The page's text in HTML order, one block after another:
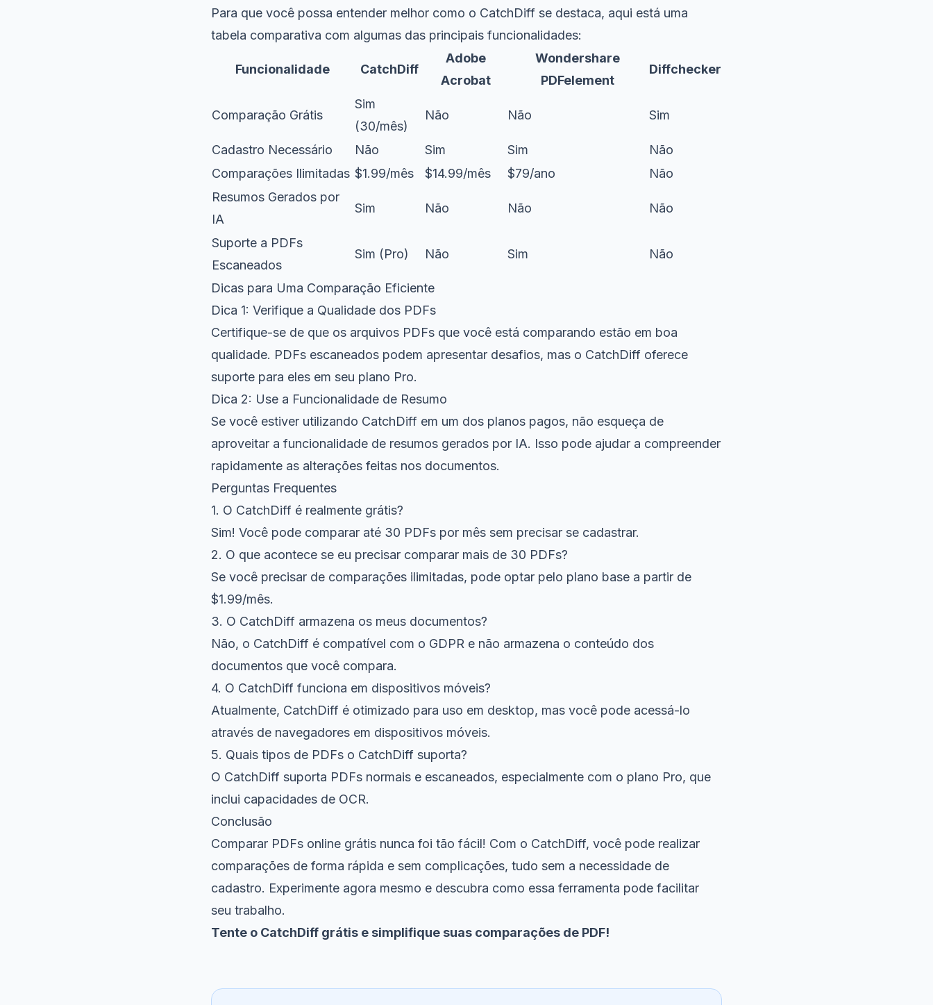
Para que você possa entender melhor como o CatchDiff se destaca, aqui está uma
tabela comparativa com algumas das principais funcionalidades:
Funcionalidade CatchDiff
Adobe
Acrobat
Wondershare
PDFelement
Diffchecker
Comparação Grátis
Sim
(30/mês)
Não Não Sim
Cadastro Necessário Não Sim Sim
Não
Comparações Ilimitadas $1.99/mês $14.99/mês $79/ano
Não
Resumos Gerados por
IA
Sim Não Não Não
Suporte a PDFs
Escaneados
Sim (Pro) Não Sim Não
Dicas para Uma Comparação Eficiente
Dica 1: Verifique a Qualidade dos PDFs
Certifique-se de que os arquivos PDFs que você está comparando estão em boa
qualidade. PDFs escaneados podem apresentar desafios, mas o CatchDiff oferece
suporte para eles em seu plano Pro.
Dica 2: Use a Funcionalidade de Resumo
Se você estiver utilizando CatchDiff em um dos planos pagos, não esqueça de
aproveitar a funcionalidade de resumos gerados por IA. Isso pode ajudar a compreender
rapidamente as alterações feitas nos documentos.
Perguntas Frequentes
1. O CatchDiff é realmente grátis?
Sim! Você pode comparar até 30 PDFs por mês sem precisar se cadastrar.
2. O que acontece se eu precisar comparar mais de 30 PDFs?
Se você precisar de comparações ilimitadas, pode optar pelo plano base a partir de
$1.99/mês.
3. O CatchDiff armazena os meus documentos?
Não, o CatchDiff é compatível com o GDPR e não armazena o conteúdo dos
documentos que você compara.
4. O CatchDiff funciona em dispositivos móveis?
Atualmente, CatchDiff é otimizado para uso em desktop, mas você pode acessá-lo
através de navegadores em dispositivos móveis.
5. Quais tipos de PDFs o CatchDiff suporta?
O CatchDiff suporta PDFs normais e escaneados, especialmente com o plano Pro, que
inclui capacidades de OCR.
Conclusão
Comparar PDFs online grátis nunca foi tão fácil! Com o CatchDiff, você pode realizar
comparações de forma rápida e sem complicações, tudo sem a necessidade de
cadastro. Experimente agora mesmo e descubra como essa ferramenta pode facilitar
seu trabalho.
Tente o CatchDiff grátis e simplifique suas comparações de PDF!